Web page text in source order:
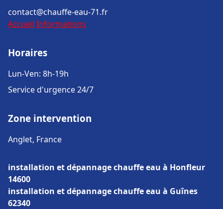
contact@chauffe-eau-71.fr
Accueil Informations
Horaires
Lun-Ven: 8h-19h
Service d'urgence 24/7
Zone intervention
Anglet, France
installation et dépannage chauffe eau à Honfleur
14600
installation et dépannage chauffe eau à Guînes
62340